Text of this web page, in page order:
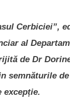
Cerbiciei”,
al
de Dr
semnăturile
excepție.